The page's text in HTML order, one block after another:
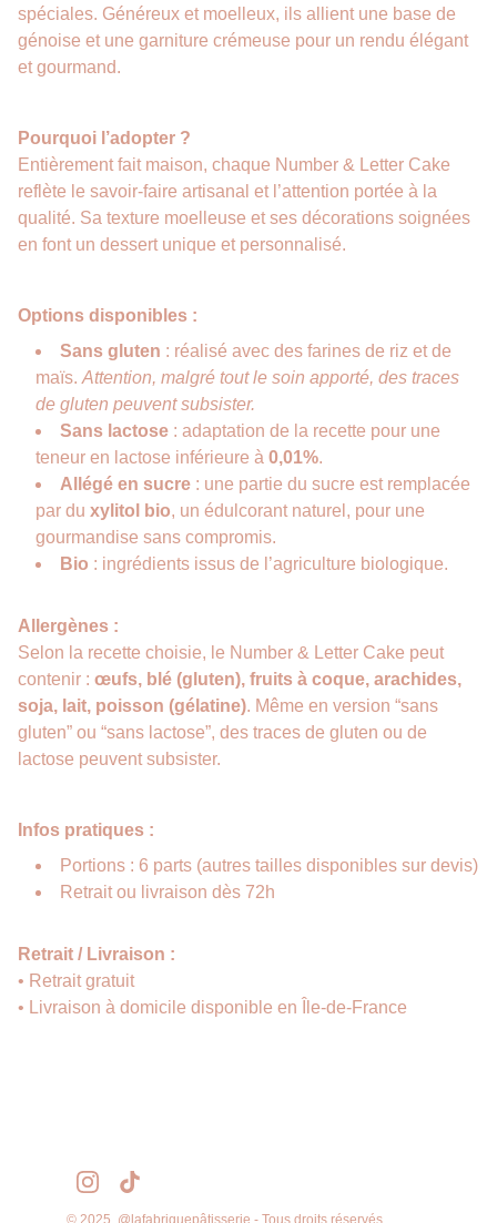
spéciales. Généreux et moelleux, ils allient une base de
génoise et une garniture crémeuse pour un rendu élégant
et gourmand.
Pourquoi l’adopter ?
Entièrement fait maison, chaque Number & Letter Cake
reflète le savoir-faire artisanal et l’attention portée à la
qualité. Sa texture moelleuse et ses décorations soignées
en font un dessert unique et personnalisé.
Options disponibles :
Sans gluten : réalisé avec des farines de riz et de
maïs. Attention, malgré tout le soin apporté, des traces
de gluten peuvent subsister.
Sans lactose : adaptation de la recette pour une
teneur en lactose inférieure à 0,01%.
Allégé en sucre : une partie du sucre est remplacée
par du xylitol bio, un édulcorant naturel, pour une
gourmandise sans compromis.
Bio : ingrédients issus de l’agriculture biologique.
Allergènes :
Selon la recette choisie, le Number & Letter Cake peut
contenir : œufs, blé (gluten), fruits à coque, arachides,
soja, lait, poisson (gélatine). Même en version “sans
gluten” ou “sans lactose”, des traces de gluten ou de
lactose peuvent subsister.
Infos pratiques :
Portions : 6 parts (autres tailles disponibles sur devis)
Retrait ou livraison dès 72h
Retrait / Livraison :
• Retrait gratuit
• Livraison à domicile disponible en Île-de-France
© 2025. @lafabriquepâtisserie - Tous droits réservés